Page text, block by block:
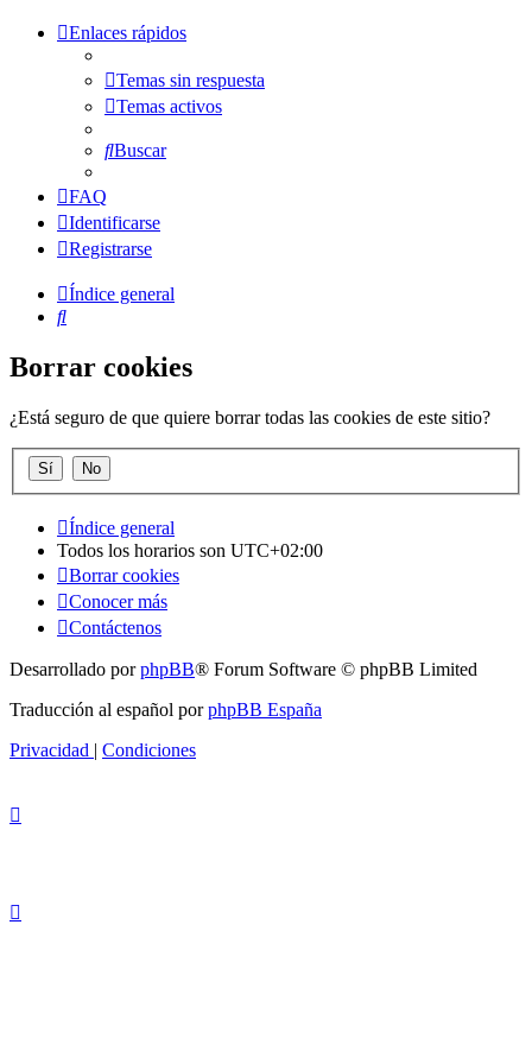
Enlaces rápidos
Temas sin respuesta
Temas activos
Buscar
FAQ
Identificarse
Registrarse
Índice general
Buscar
Borrar cookies
¿Está seguro de que quiere borrar todas las cookies de este sitio?
Índice general
Todos los horarios son UTC+02:00
Borrar cookies
Conocer más
Contáctenos
Desarrollado porphpBB® Forum Software © phpBB Limited
Traducción al español porphpBB España
Privacidad | Condiciones